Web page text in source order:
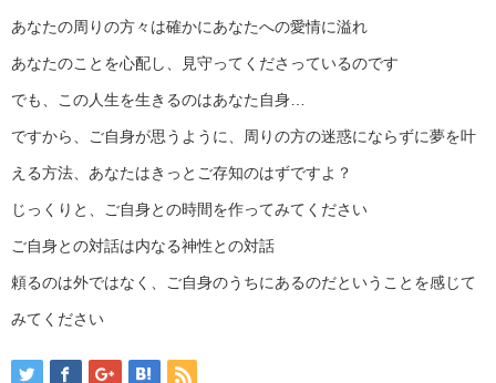
あなたの周りの方々は確かにあなたへの愛情に溢れ
あなたのことを心配し、見守ってくださっているのです
でも、この人生を生きるのはあなた自身…
ですから、ご自身が思うように、周りの方の迷惑にならずに夢を叶
える方法、あなたはきっとご存知のはずですよ？
じっくりと、ご自身との時間を作ってみてください
ご自身との対話は内なる神性との対話
頼るのは外ではなく、ご自身のうちにあるのだということを感じて
みてください